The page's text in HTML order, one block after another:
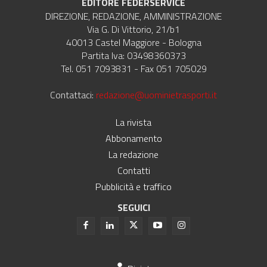
DIREZIONE, REDAZIONE, AMMINISTRAZIONE
Via G. Di Vittorio, 21/b1
40013 Castel Maggiore - Bologna
Partita Iva: 03498360373
Tel. 051 7093831 - Fax 051 705029
Contattaci: redazione@uominietrasporti.it
La rivista
Abbonamento
La redazione
Contatti
Pubblicità e traffico
SEGUICI